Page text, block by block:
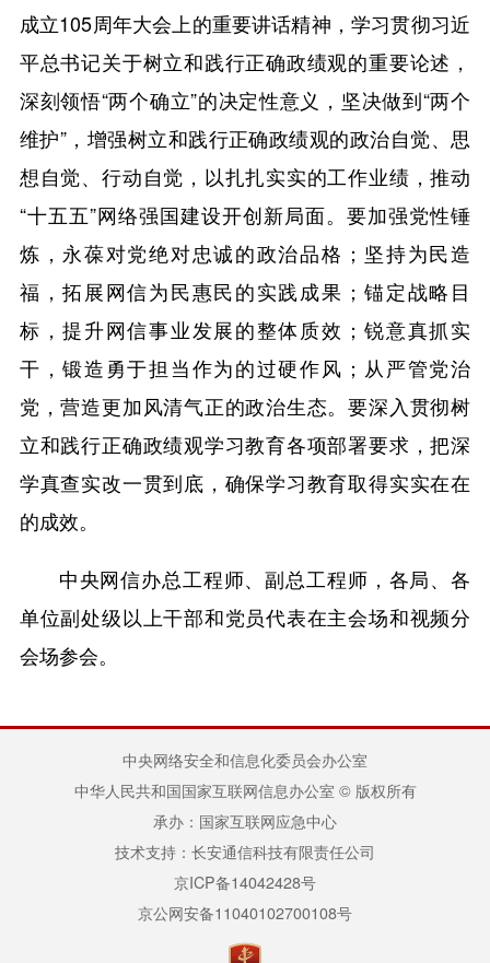
成立105周年大会上的重要讲话精神，学习贯彻习近
平总书记关于树立和践行正确政绩观的重要论述，
深刻领悟“两个确立”的决定性意义，坚决做到“两个
维护”，增强树立和践行正确政绩观的政治自觉、思
想自觉、行动自觉，以扎扎实实的工作业绩，推动
“十五五”网络强国建设开创新局面。要加强党性锤
炼，永葆对党绝对忠诚的政治品格；坚持为民造
福，拓展网信为民惠民的实践成果；锚定战略目
标，提升网信事业发展的整体质效；锐意真抓实
干，锻造勇于担当作为的过硬作风；从严管党治
党，营造更加风清气正的政治生态。要深入贯彻树
立和践行正确政绩观学习教育各项部署要求，把深
学真查实改一贯到底，确保学习教育取得实实在在
的成效。
中央网信办总工程师、副总工程师，各局、各
单位副处级以上干部和党员代表在主会场和视频分
会场参会。
中央网络安全和信息化委员会办公室
中华人民共和国国家互联网信息办公室 © 版权所有
承办：国家互联网应急中心
技术支持：长安通信科技有限责任公司
京ICP备14042428号
京公网安备11040102700108号